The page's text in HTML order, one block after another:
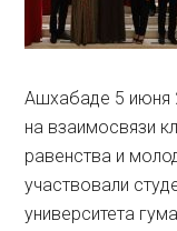
Ашхабаде 5 июня
на взаимосвязи
равенства и
участвовали
университета